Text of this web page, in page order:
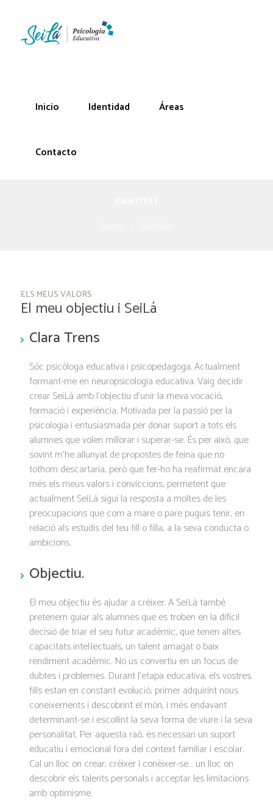
Inicio Identidad Áreas
Contacto
ELS MEUS VALORS
El meu objectiu i SeiLá
Clara Trens
Sóc psicòloga educativa i psicopedagoga. Actualment
formant-me en neuropsicologia educativa. Vaig decidir
crear SeiLá amb l’objectiu d’unir la meva vocació,
formació i experiència. Motivada per la passió per la
psicologia i entusiasmada per donar suport a tots els
alumnes que volen millorar i superar-se. És per això, que
sovint m’he allunyat de propostes de feina que no
tothom descartaria, però que fer-ho ha reafirmat encara
més els meus valors i conviccions, permetent que
actualment SeiLá sigui la resposta a moltes de les
preocupacions que com a mare o pare puguis tenir, en
relació als estudis del teu fill o filla, a la seva conducta o
ambicions.
Objectiu.
El meu objectiu és ajudar a créixer. A SeiLá també
pretenem guiar als alumnes que es troben en la difícil
decisió de triar el seu futur acadèmic, que tenen altes
capacitats intel·lectuals, un talent amagat o baix
rendiment acadèmic. No us convertiu en un focus de
dubtes i problemes. Durant l’etapa educativa, els vostres
fills estan en constant evolució, primer adquirint nous
coneixements i descobrint el món, i més endavant
determinant-se i escollint la seva forma de viure i la seva
personalitat. Per aquesta raó, és necessari un suport
educatiu i emocional fora del context familiar i escolar.
Cal un lloc on crear, créixer i conèixer-se… un lloc on
descobrir els talents personals i acceptar les limitacions
amb optimisme.